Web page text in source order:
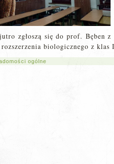
zgłoszą się do prof. Bęben z
biologicznego z klas
ogólne